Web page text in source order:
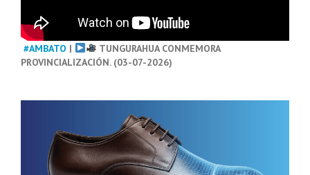
#AMBATO |
TUNGURAHUA CONMEMORA
PROVINCIALIZACIÓN. (03-07-2026)